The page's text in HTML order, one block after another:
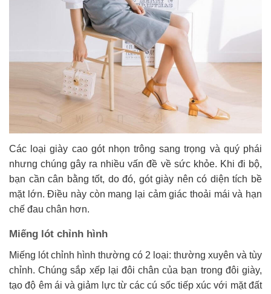
Các loại giày cao gót nhọn trông sang trọng và quý phái
nhưng chúng gây ra nhiều vấn đề về sức khỏe. Khi đi bộ,
bạn cần cân bằng tốt, do đó, gót giày nên có diện tích bề
mặt lớn. Điều này còn mang lại cảm giác thoải mái và hạn
chế đau chân hơn.
Miếng lót chỉnh hình
Miếng lót chỉnh hình thường có 2 loại: thường xuyên và tùy
chỉnh. Chúng sắp xếp lại đôi chân của bạn trong đôi giày,
tạo độ êm ái và giảm lực từ các cú sốc tiếp xúc với mặt đất